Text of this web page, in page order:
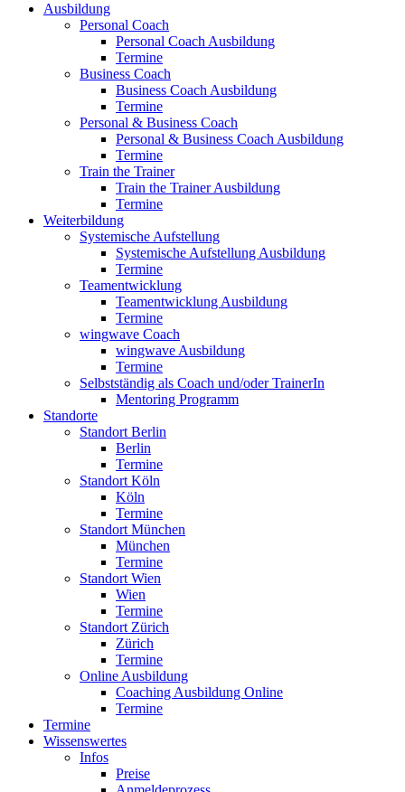
Ausbildung
Personal Coach
Personal Coach Ausbildung
Termine
Business Coach
Business Coach Ausbildung
Termine
Personal & Business Coach
Personal & Business Coach Ausbildung
Termine
Train the Trainer
Train the Trainer Ausbildung
Termine
Weiterbildung
Systemische Aufstellung
Systemische Aufstellung Ausbildung
Termine
Teamentwicklung
Teamentwicklung Ausbildung
Termine
wingwave Coach
wingwave Ausbildung
Termine
Selbstständig als Coach und/oder TrainerIn
Mentoring Programm
Standorte
Standort Berlin
Berlin
Termine
Standort Köln
Köln
Termine
Standort München
München
Termine
Standort Wien
Wien
Termine
Standort Zürich
Zürich
Termine
Online Ausbildung
Coaching Ausbildung Online
Termine
Termine
Wissenswertes
Infos
Preise